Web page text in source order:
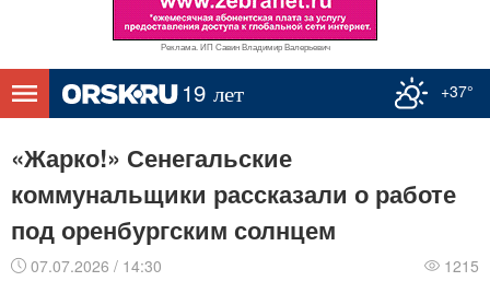
Реклама. ИП Савин Владимир Валерьевич
+37°
«Жарко!» Сенегальские
коммунальщики рассказали о работе
под оренбургским солнцем
07.07.2026 / 14:30 1215